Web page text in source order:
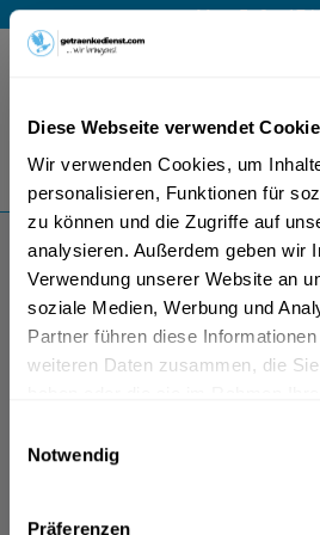
Diese Webseite verwendet
Wir verwenden Cookies, um
personalisieren, Funktionen für
zu können und die Zugriffe auf
analysieren. Außerdem geben wir
Verwendung unserer Website an
soziale Medien, Werbung und
Partner führen diese
weiteren Daten zusammen, die
Notwendig
Präferenzen
Mo – Fr 9 – 17
Menü
Es
Papstar